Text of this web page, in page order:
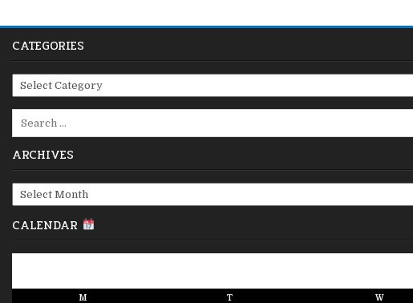
CATEGORIES
Categories
ARCHIVES
Archives
CALENDAR
M T W